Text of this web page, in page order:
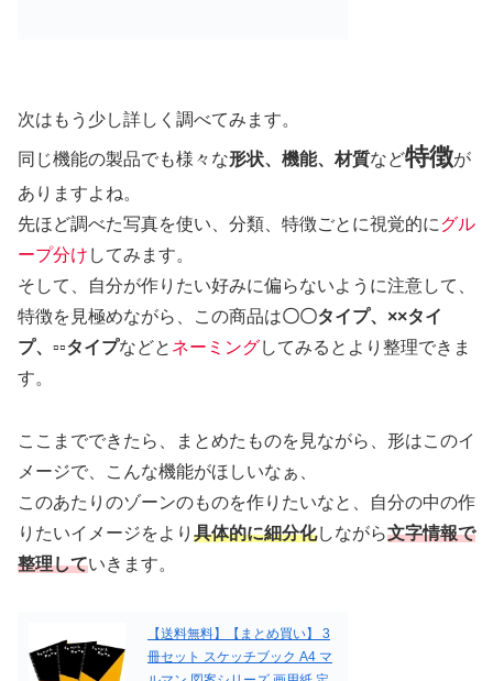
次はもう少し詳しく調べてみます。
同じ機能の製品でも様々な形状、機能、材質など特徴が
ありますよね。
先ほど調べた写真を使い、分類、特徴ごとに視覚的にグル
ープ分け してみます。
そして、自分が作りたい好みに偏らないように注意して、
特徴を見極めながら、この商品は〇〇タイプ、××タイ
プ、▫︎▫︎タイプなどと ネーミングしてみるとより整理できま
す。
ここまでできたら、まとめたものを見ながら、形はこのイ
メージで、こんな機能がほしいなぁ、
このあたりのゾーンのものを作りたいなと、自分の中の作
りたいイメージをより 具体的に細分化しながら文字情報で
整理していきます。
【送料無料】【まとめ買い】 3
冊セット スケッチブック A4 マ